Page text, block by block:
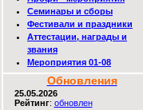
Семинары и сборы
Фестивали и праздники
Аттестации, награды и
звания
Мероприятия 01-08
Обновления
25.05.2026
Рейтинг: обновлен